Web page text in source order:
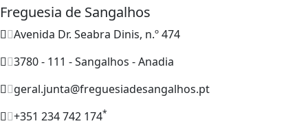
Freguesia de Sangalhos
Avenida Dr. Seabra Dinis, n.º 474
3780 - 111 - Sangalhos - Anadia
geral.junta@freguesiadesangalhos.pt
+351 234 742 174*